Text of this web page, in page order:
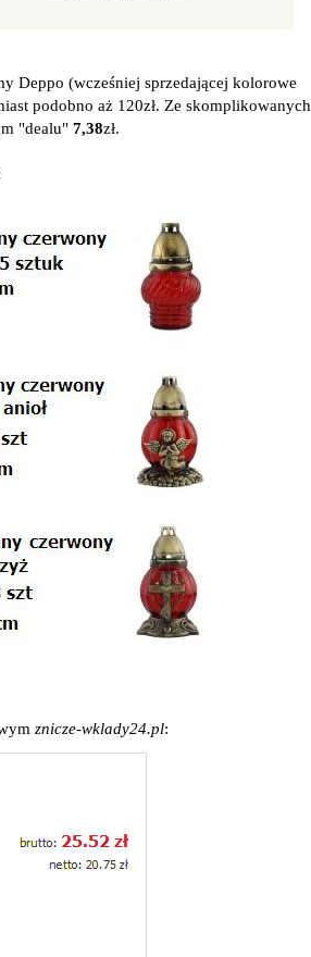
Deppo (wcześniej sprzedającej kolorowe
podobno aż 120zł. Ze skomplikowanych
"dealu" 7,38zł.
znicze-wklady24.pl: